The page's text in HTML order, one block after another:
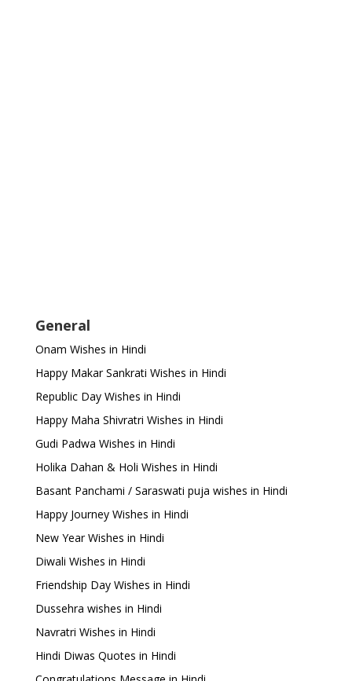
General
Onam Wishes in Hindi
Happy Makar Sankrati Wishes in Hindi
Republic Day Wishes in Hindi
Happy Maha Shivratri Wishes in Hindi
Gudi Padwa Wishes in Hindi
Holika Dahan & Holi Wishes in Hindi
Basant Panchami / Saraswati puja wishes in Hindi
Happy Journey Wishes in Hindi
New Year Wishes in Hindi
Diwali Wishes in Hindi
Friendship Day Wishes in Hindi
Dussehra wishes in Hindi
Navratri Wishes in Hindi
Hindi Diwas Quotes in Hindi